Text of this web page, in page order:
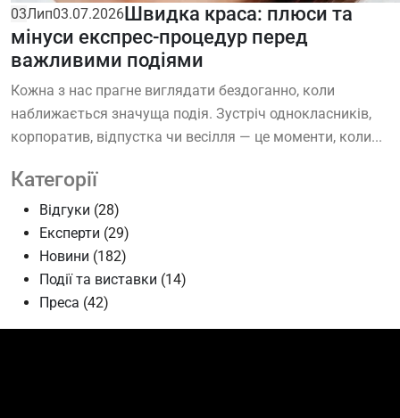
03Лип03.07.2026Швидка краса: плюси та
мінуси експрес-процедур перед
важливими подіями
Кожна з нас прагне виглядати бездоганно, коли
наближається значуща подія. Зустріч однокласників,
корпоратив, відпустка чи весілля — це моменти, коли...
Категорії
Відгуки (28)
Експерти (29)
Новини (182)
Події та виставки (14)
Преса (42)